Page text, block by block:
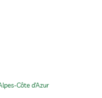
Côte d’Azur